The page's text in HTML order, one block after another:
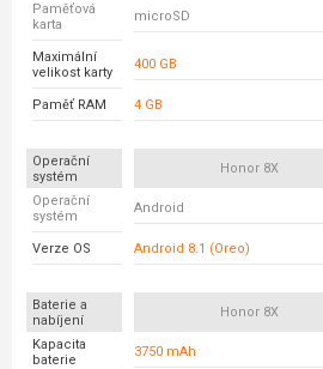
Paměťová
karta
microSD
Maximální
velikost karty
400 GB
Paměť RAM 4 GB
Operační
systém
Honor 8X
Operační
systém
Android
Verze OS Android 8.1 (Oreo)
Baterie a
nabíjení
Honor 8X
Kapacita
baterie
3750 mAh